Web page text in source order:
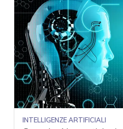
INTELLIGENZE ARTIFICIALI